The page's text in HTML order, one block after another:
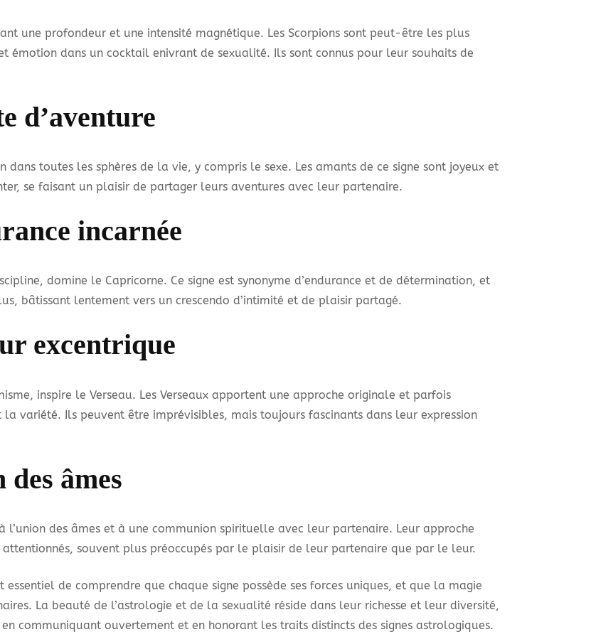
une profondeur et une intensité magnétique. Les Scorpions sont peut-être les plus
émotion dans un cocktail enivrant de sexualité. Ils sont connus pour leur souhaits de
d’aventure
dans toutes les sphères de la vie, y compris le sexe. Les amants de ce signe sont joyeux et
se faisant un plaisir de partager leurs aventures avec leur partenaire.
incarnée
domine le Capricorne. Ce signe est synonyme d’endurance et de détermination, et
bâtissant lentement vers un crescendo d’intimité et de plaisir partagé.
excentrique
inspire le Verseau. Les Verseaux apportent une approche originale et parfois
variété. Ils peuvent être imprévisibles, mais toujours fascinants dans leur expression
âmes
l’union des âmes et à une communion spirituelle avec leur partenaire. Leur approche
souvent plus préoccupés par le plaisir de leur partenaire que par le leur.
de comprendre que chaque signe possède ses forces uniques, et que la magie
La beauté de l’astrologie et de la sexualité réside dans leur richesse et leur diversité,
communiquant ouvertement et en honorant les traits distincts des signes astrologiques.